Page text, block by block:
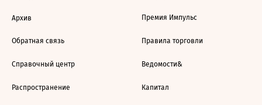
Архив
Обратная связь
Справочный центр
Распространение
Премия Импульс
Правила торговли
Ведомости&
Капитал